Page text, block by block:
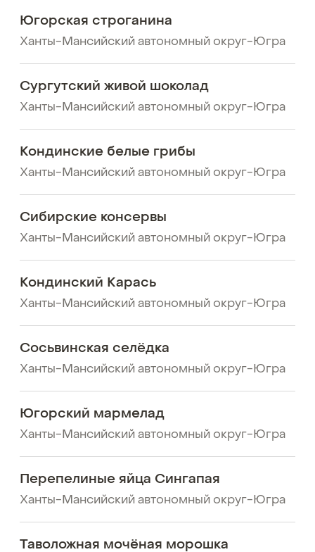
Ханты-Мансийский автономный округ-Югра
Югорская строганина
Ханты-Мансийский автономный округ-Югра
Сургутский живой шоколад
Ханты-Мансийский автономный округ-Югра
Кондинские белые грибы
Ханты-Мансийский автономный округ-Югра
Сибирские консервы
Ханты-Мансийский автономный округ-Югра
Кондинский Карась
Ханты-Мансийский автономный округ-Югра
Сосьвинская селёдка
Ханты-Мансийский автономный округ-Югра
Югорский мармелад
Ханты-Мансийский автономный округ-Югра
Перепелиные яйца Сингапая
Таволожная мочёная морошка